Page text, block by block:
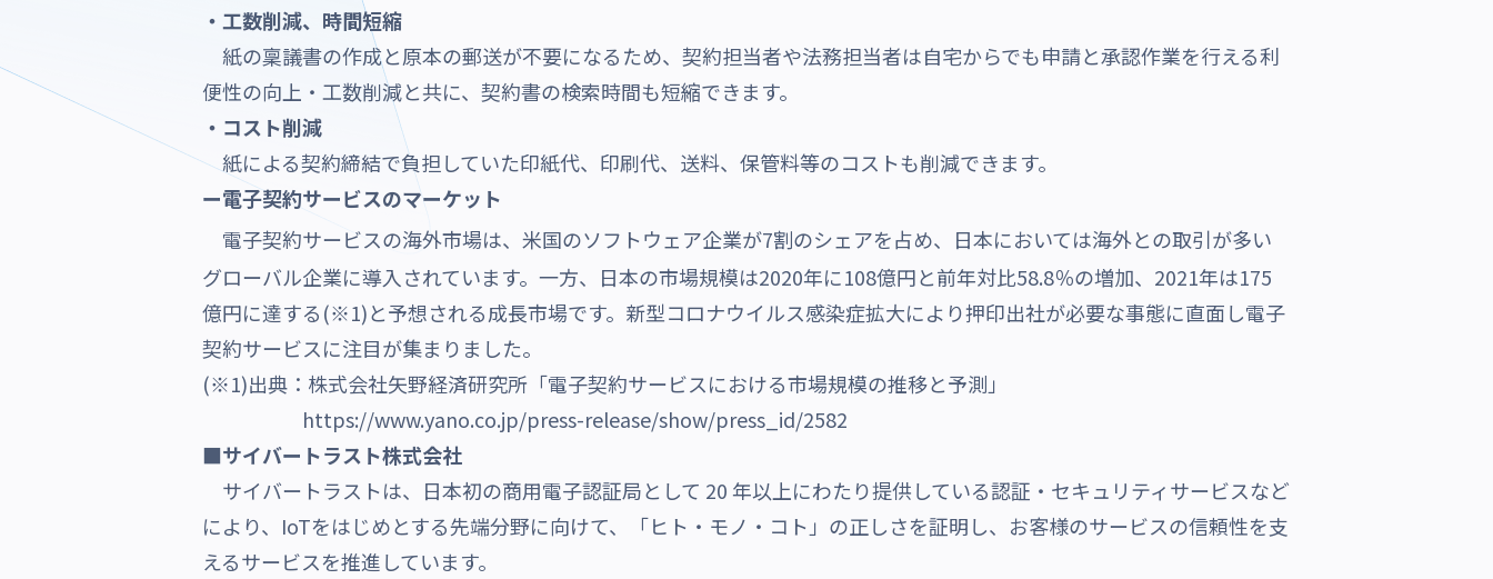
・工数削減、時間短縮
紙の稟議書の作成と原本の郵送が不要になるため、契約担当者や法務担当者は自宅からでも申請と承認作業を行える利
便性の向上・工数削減と共に、契約書の検索時間も短縮できます。
・コスト削減
紙による契約締結で負担していた印紙代、印刷代、送料、保管料等のコストも削減できます。
ー電子契約サービスのマーケット
電子契約サービスの海外市場は、米国のソフトウェア企業が7割のシェアを占め、
日本においては海外との取引が多い
グローバル企業に導入されています。一方、
日本の市場規模は2020年に108億円と前年対比58.8％の増加、2021年は175
億円に達する(※1)と予想される成長市場です。新型コロナウイルス感染症拡大により押印出社が必要な事態に直面し電子
契約サービスに注目が集まりました。
(※1)出典：株式会社矢野経済研究所「電子契約サービスにおける市場規模の推移と予測」
https://www.yano.co.jp/press-release/show/press_id/2582
■サイバートラスト株式会社
サイバートラストは、日本初の商用電子認証局として 20 年以上にわたり提供している認証・セキュリティサービスなど
により、IoTをはじめとする先端分野に向けて、「ヒト・モノ・コト」の正しさを証明し、お客様のサービスの信頼性を支
えるサービスを推進しています。